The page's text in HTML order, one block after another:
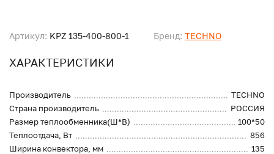
Артикул: KPZ 135-400-800-1 Бренд: TECHNO
ХАРАКТЕРИСТИКИ
Производитель
TECHNO
Страна производитель
РОССИЯ
Размер теплообменника(Ш*В)
100*50
Теплоотдача, Вт
856
Ширина конвектора, мм
135